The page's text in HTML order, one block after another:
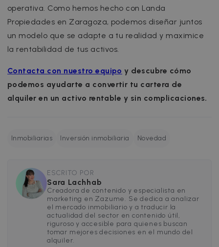
operativa. Como hemos hecho con Landa
Propiedades en Zaragoza, podemos diseñar juntos
un modelo que se adapte a tu realidad y maximice
la rentabilidad de tus activos.
Contacta con nuestro equipo y descubre cómo
podemos ayudarte a convertir tu cartera de
alquiler en un activo rentable y sin complicaciones.
Inmobiliarias Inversión inmobiliaria Novedad
ESCRITO POR
Sara Lachhab
Creadora de contenido y especialista en
marketing en Zazume. Se dedica a analizar
el mercado inmobiliario y a traducir la
actualidad del sector en contenido útil,
riguroso y accesible para quienes buscan
tomar mejores decisiones en el mundo del
alquiler.
Nombre
Proveedor / Dominio
cf_chl_3
Cloudflare, Inc.
1 hora
CookieScriptConsent
.zazume.com
__cfruid
cf_clearance
Cloudflare, Inc.
1 año
Google